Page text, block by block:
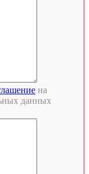
на
данных